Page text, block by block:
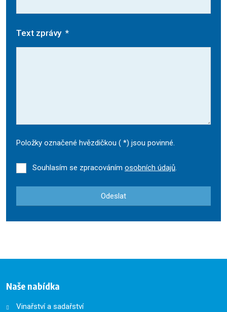
Text zprávy *
Položky označené hvězdičkou ( *) jsou povinné.
Souhlasím se zpracováním osobních údajů.
Odeslat
se
Naše nabídka
Vinařství a sadařství